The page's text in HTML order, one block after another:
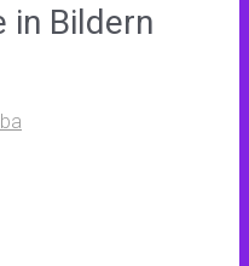
in Bildern